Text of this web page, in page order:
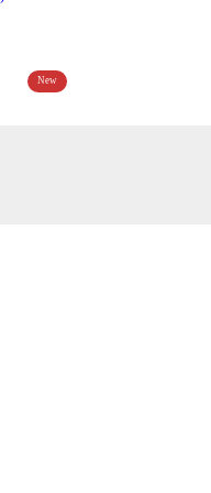
New